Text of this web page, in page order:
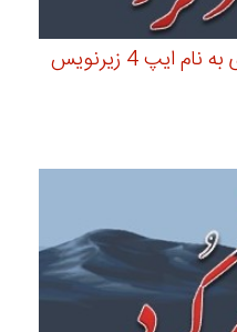
فیلم Ip Man 4 2019 مردی به نام ایپ 4 زیرنویس